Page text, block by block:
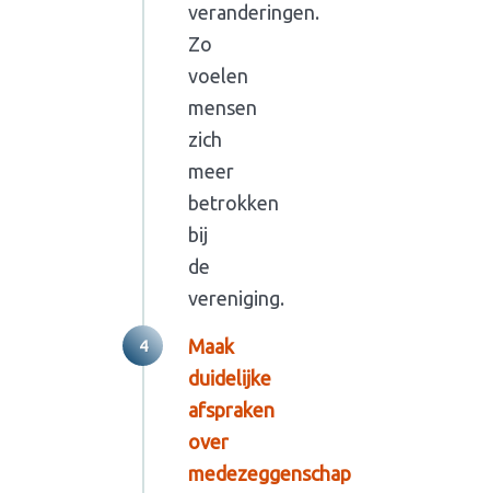
veranderingen.
Zo
voelen
mensen
zich
meer
betrokken
bij
de
vereniging.
Maak
duidelijke
afspraken
over
medezeggenschap